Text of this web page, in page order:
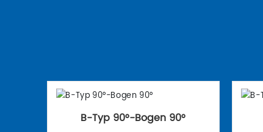
B-Typ 90°-Bogen 90°